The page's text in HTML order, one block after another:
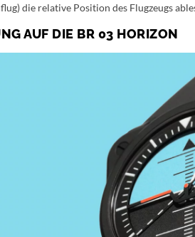
die relative Position des Flugzeugs
AUF DIE BR 03 HORIZON